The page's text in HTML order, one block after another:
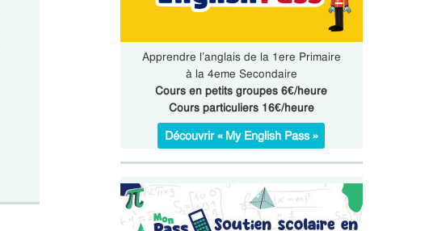
Apprendre l’anglais de la 1ere Primaire
à la 4eme Secondaire
Cours en petits groupes 6€/heure
Cours particuliers 16€/heure
Découvrir « My English Pass »